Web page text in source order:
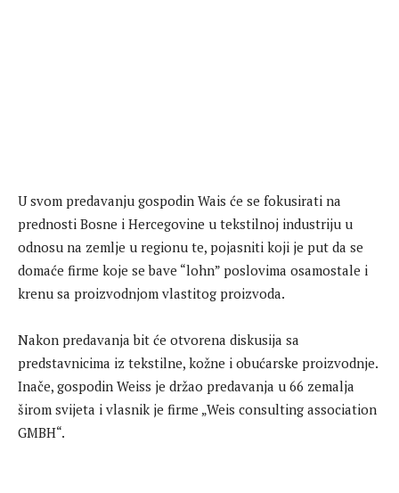
U svom predavanju gospodin Wais će se fokusirati na
prednosti Bosne i Hercegovine u tekstilnoj industriju u
odnosu na zemlje u regionu te, pojasniti koji je put da se
domaće firme koje se bave “lohn” poslovima osamostale i
krenu sa proizvodnjom vlastitog proizvoda.
Nakon predavanja bit će otvorena diskusija sa
predstavnicima iz tekstilne, kožne i obućarske proizvodnje.
Inače, gospodin Weiss je držao predavanja u 66 zemalja
širom svijeta i vlasnik je firme „Weis consulting association
GMBH“.